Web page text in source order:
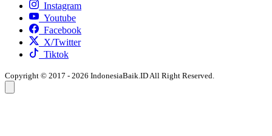
Instagram
Youtube
Facebook
X/Twitter
Tiktok
Copyright © 2017 - 2026 IndonesiaBaik.ID All Right Reserved.